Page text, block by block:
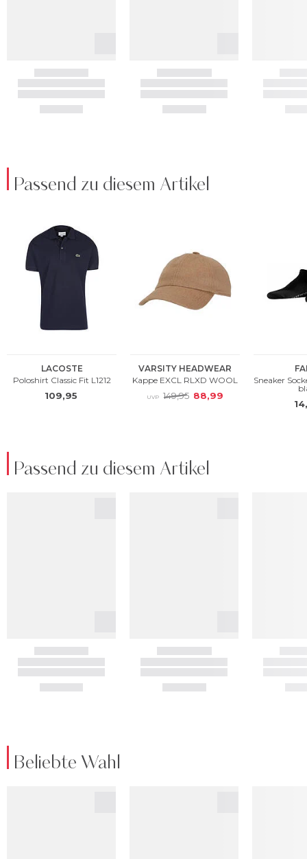
Passend zu diesem Artikel
Passend zu diesem Artikel
Beliebte Wahl